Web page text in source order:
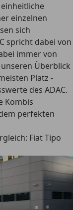
einzelnen
sich
spricht dabei von
immer von
Überblick
Platz -
des ADAC.
Kombis
perfekten
Fiat Tipo